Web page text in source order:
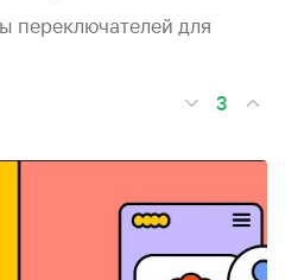
переключателей для
3